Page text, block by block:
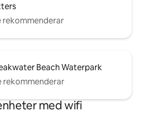
rekommenderar
Beach Waterpark
rekommenderar
med wifi